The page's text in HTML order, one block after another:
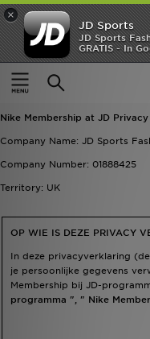
×
JD Sports
JD Sports
GRATIS - In
Thuis
Nike lidmaatschap
Nike lidmaatschap
Nike Membership at JD
Company Name: JD Sports
Company Number: 01888425
Territory: UK
OP WIE IS DEZE PRIVACY
In deze privacyverklaring
je persoonlijke gegevens
Membership bij JD-
programma ", " Nike
New In
Heren
Kids
Sport